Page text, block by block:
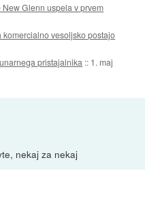
Glenn uspela v prvem
vesoljsko postajo
pristajalnika :: 1. maj
nekaj za nekaj